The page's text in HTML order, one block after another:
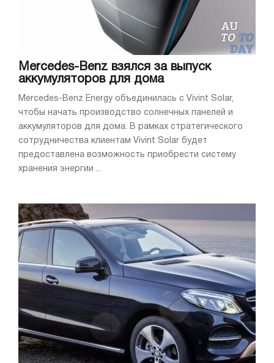
Mercedes-Benz взялся за выпуск
аккумуляторов для дома
Mercedes-Benz Energy объединилась с Vivint Solar,
чтобы начать производство солнечных панелей и
аккумуляторов для дома. В рамках стратегического
сотрудничества клиентам Vivint Solar будет
предоставлена возможность приобрести систему
хранения энергии ...